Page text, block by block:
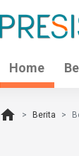
Home
home Berita